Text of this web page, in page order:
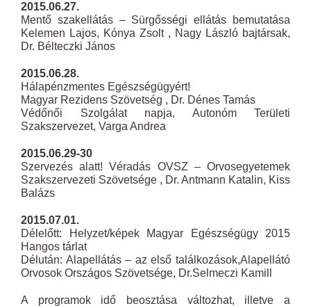
2015.06.27.
Mentő szakellátás – Sürgősségi ellátás bemutatása
Kelemen Lajos, Kónya Zsolt , Nagy László bajtársak,
Dr. Bélteczki János
2015.06.28.
Hálapénzmentes Egészségügyért!
Magyar Rezidens Szövetség , Dr. Dénes Tamás
Védőnői Szolgálat napja, Autonóm Területi
Szakszervezet, Varga Andrea
2015.06.29-30
Szervezés alatt! Véradás OVSZ – Orvosegyetemek
Szakszervezeti Szövetsége , Dr. Antmann Katalin, Kiss
Balázs
2015.07.01.
Délelőtt: Helyzet/képek Magyar Egészségügy 2015
Hangos tárlat
Délután: Alapellátás – az első találkozások,Alapellátó
Orvosok Országos Szövetsége, Dr.Selmeczi Kamill
A programok idő beosztása változhat, illetve a